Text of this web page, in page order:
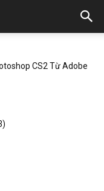
CS2 Từ Adobe